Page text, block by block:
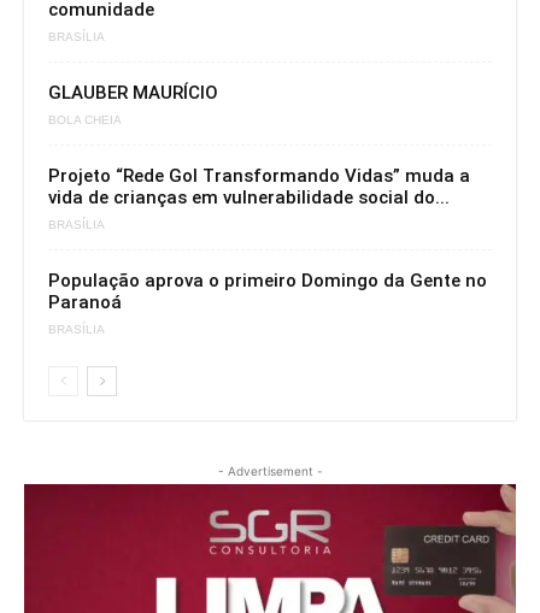
comunidade
BRASÍLIA
GLAUBER MAURÍCIO
BOLA CHEIA
Projeto “Rede Gol Transformando Vidas” muda a
vida de crianças em vulnerabilidade social do...
BRASÍLIA
População aprova o primeiro Domingo da Gente no
Paranoá
BRASÍLIA
- Advertisement -